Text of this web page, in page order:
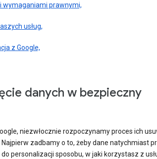
wymaganiami prawnymi,
usług,
z Google,
danych w bezpieczny
niezwłocznie rozpoczynamy proces ich
zadbamy o to, żeby dane natychmiast
do personalizacji sposobu, w jaki korzystasz z